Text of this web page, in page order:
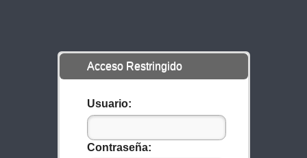
Acceso Restringido
Usuario:
Contraseña: